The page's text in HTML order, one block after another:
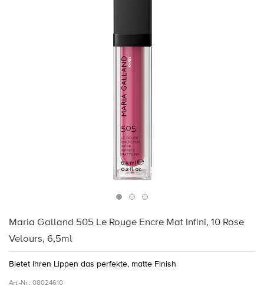
Maria Galland 505 Le Rouge Encre Mat Infini, 10 Rose
Velours, 6,5ml
Bietet Ihren Lippen das perfekte, matte Finish
Art.-Nr.: 08024610